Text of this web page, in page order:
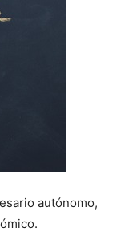
autónomo,